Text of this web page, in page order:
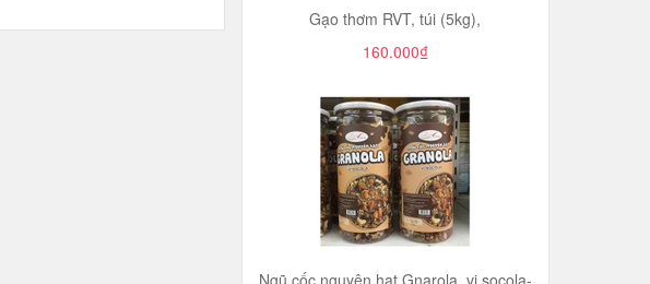
Gạo thơm RVT, túi (5kg),
160.000₫
Ngũ cốc nguyên hạt Gnarola, vị socola-